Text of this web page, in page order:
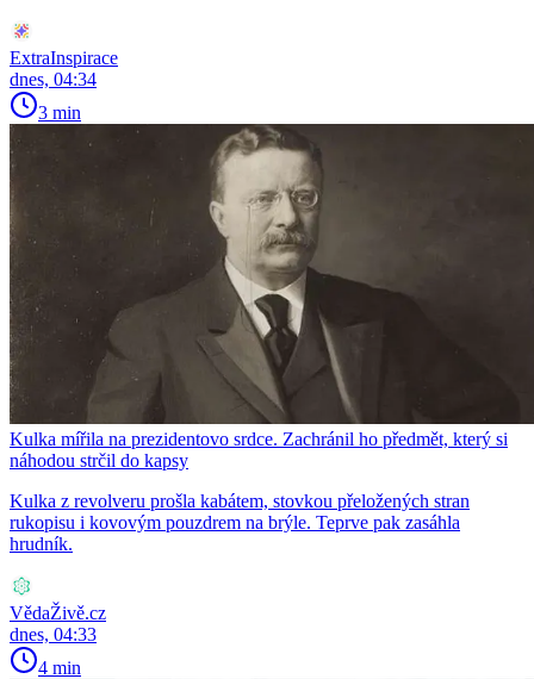
ExtraInspirace
dnes, 04:34
3 min
Kulka mířila na prezidentovo srdce. Zachránil ho předmět, který si
náhodou strčil do kapsy
Kulka z revolveru prošla kabátem, stovkou přeložených stran
rukopisu i kovovým pouzdrem na brýle. Teprve pak zasáhla
hrudník.
VědaŽivě.cz
dnes, 04:33
4 min